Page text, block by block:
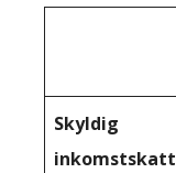
Skyldig
inkomstskatt